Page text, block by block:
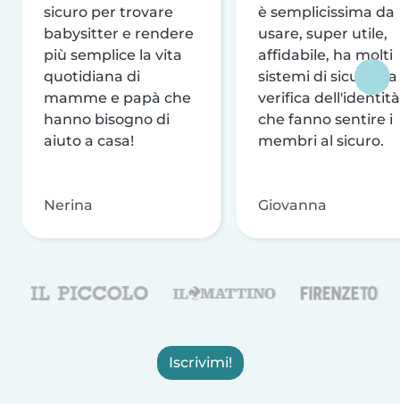
sicuro per trovare
babysitter e rendere
più semplice la vita
quotidiana di
mamme e papà che
hanno bisogno di
aiuto a casa!
Nerina
è semplicissima da
usare, super utile,
affidabile, ha molti
sistemi di sicurezza
verifica dell'identità
che fanno sentire i
membri al sicuro.
Giovanna
Iscrivimi!